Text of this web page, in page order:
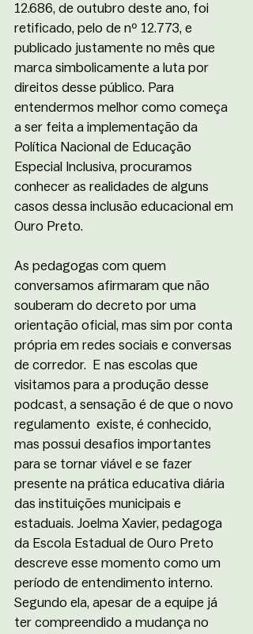
12.686, de outubro deste ano, foi
retificado, pelo de nº 12.773, e
publicado justamente no mês que
marca simbolicamente a luta por
direitos desse público. Para
entendermos melhor como começa
a ser feita a implementação da
Política Nacional de Educação
Especial Inclusiva, procuramos
conhecer as realidades de alguns
casos dessa inclusão educacional em
Ouro Preto.
As pedagogas com quem
conversamos afirmaram que não
souberam do decreto por uma
orientação oficial, mas sim por conta
própria em redes sociais e conversas
de corredor.  E nas escolas que
visitamos para a produção desse
podcast, a sensação é de que o novo
regulamento  existe, é conhecido,
mas possui desafios importantes
para se tornar viável e se fazer
presente na prática educativa diária
das instituições municipais e
estaduais. Joelma Xavier, pedagoga
da Escola Estadual de Ouro Preto
descreve esse momento como um
período de entendimento interno.
Segundo ela, apesar de a equipe já
ter compreendido a mudança no